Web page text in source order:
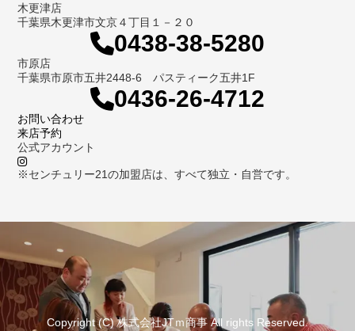
木更津店
千葉県木更津市文京４丁目１－２０
0438-38-5280
市原店
千葉県市原市五井2448-6 パスティーク五井1F
0436-26-4712
お問い合わせ
来店予約
公式アカウント
※センチュリー21の加盟店は、すべて独立・自営です。
Copyright (C) 株式会社JTｍ商事 All rights Reserved.